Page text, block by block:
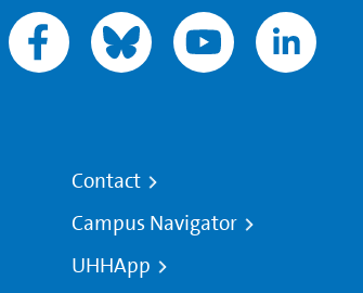
Contact
Campus Navigator
UHHApp